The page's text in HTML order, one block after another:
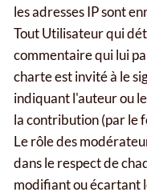
les adresses IP sont
Tout Utilisateur qui
commentaire qui lui
charte est invité à le
indiquant l'auteur ou
la contribution (par le
Le rôle des
dans le respect de
modifiant ou écartant